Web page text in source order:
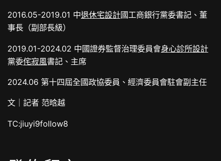
2016.05-2019.01 中退休宅設計國工商銀行黨委書記、董
事長（副部長級）
2019.01-2024.02 中國證券監督治理委員會身心診所設計
黨委侘寂風書記、主席
2024.06 第十四屆全國政協委員、經濟委員會駐會副主任
文｜記者 范晗越
TC:jiuyi9follow8